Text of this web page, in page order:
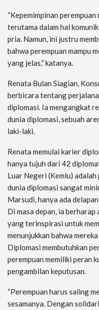
“Kepemimpinan
terutama dalam hal
pria. Namun, ini justru
bahwa perempuan mampu
yang jelas,” katanya.
Renata Bulan Siagian,
berbicara tentang
diplomasi. Ia mengangkat
dunia diplomasi, sebuah
laki-laki.
Renata memulai karier
hanya tujuh dari 42
Luar Negeri (Kemlu) adalah
dunia diplomasi sangat
Marsudi, hanya ada
Di masa depan, ia berharap
yang terinspirasi untuk
menunjukkan bahwa
Diplomasi membutuhkan
perempuan memiliki peran
pengambilan keputusan.
“Perempuan harus saling
sesamanya. Dengan